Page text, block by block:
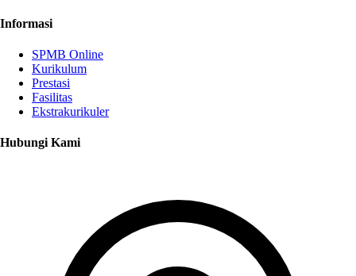
Informasi
SPMB Online
Kurikulum
Prestasi
Fasilitas
Ekstrakurikuler
Hubungi Kami